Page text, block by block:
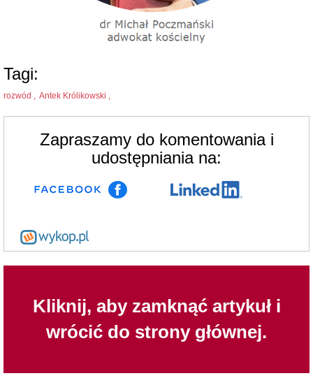
Tagi:
rozwód , Antek Królikowski ,
Zapraszamy do komentowania i
udostępniania na:
Kliknij, aby zamknąć artykuł i
wrócić do strony głównej.